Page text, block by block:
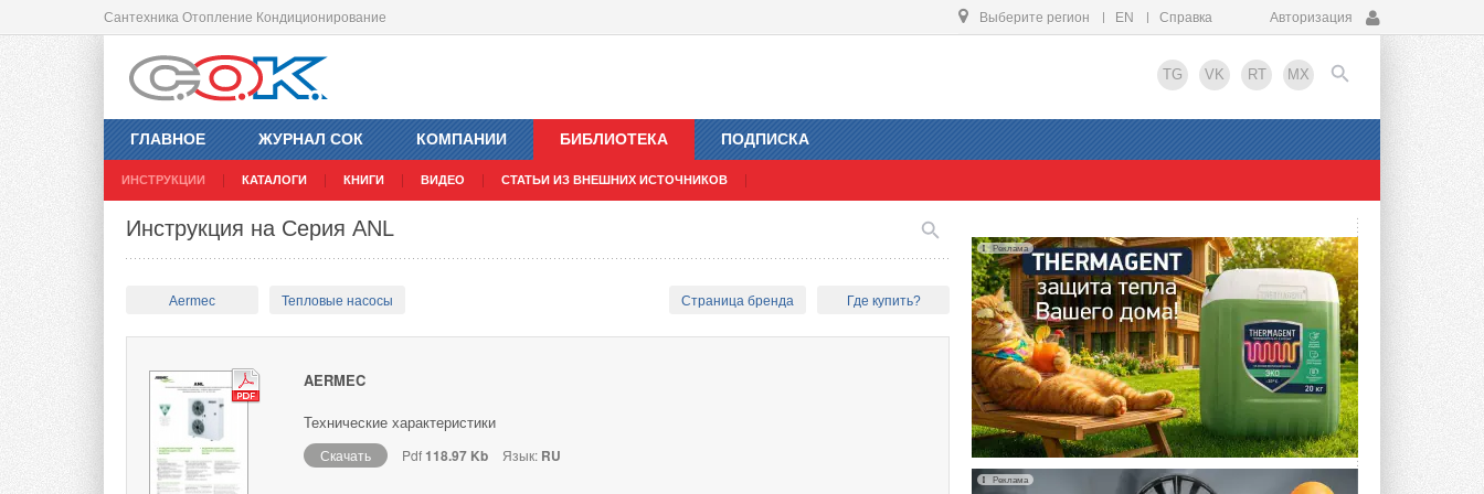
Сантехника Отопление Кондиционирование Выберите регион EN Справка Авторизация
TG VK RT MX
ГЛАВНОЕ ЖУРНАЛ СОК КОМПАНИИ БИБЛИОТЕКА
ИНСТРУКЦИИ КАТАЛОГИ КНИГИ ВИДЕО СТАТЬИ ИЗ ВНЕШНИХ ИСТОЧНИКОВ
ПОДПИСКА
EN
Инструкция на Cерия ANL
Aermec Тепловые насосы Страница бренда Где купить?
AERMEC
Технические характеристики
Скачать Pdf118.97 Kb Язык: RU
Реклама
Реклама